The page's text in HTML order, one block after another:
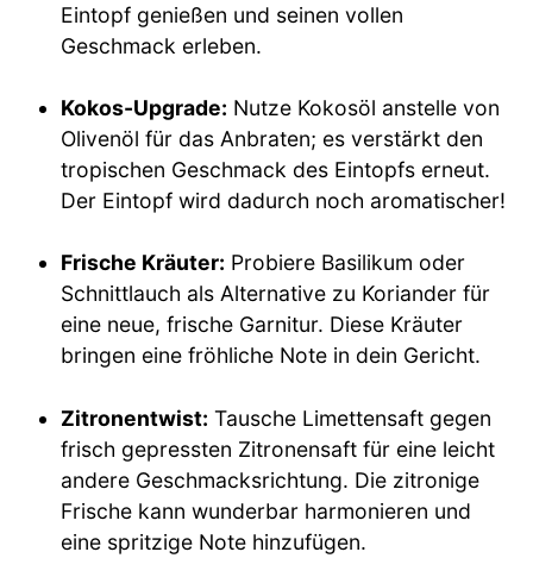
Eintopf genießen und seinen vollen
Geschmack erleben.
Kokos-Upgrade: Nutze Kokosöl anstelle von
Olivenöl für das Anbraten; es verstärkt den
tropischen Geschmack des Eintopfs erneut.
Der Eintopf wird dadurch noch aromatischer!
Frische Kräuter: Probiere Basilikum oder
Schnittlauch als Alternative zu Koriander für
eine neue, frische Garnitur. Diese Kräuter
bringen eine fröhliche Note in dein Gericht.
Zitronentwist: Tausche Limettensaft gegen
frisch gepressten Zitronensaft für eine leicht
andere Geschmacksrichtung. Die zitronige
Frische kann wunderbar harmonieren und
eine spritzige Note hinzufügen.